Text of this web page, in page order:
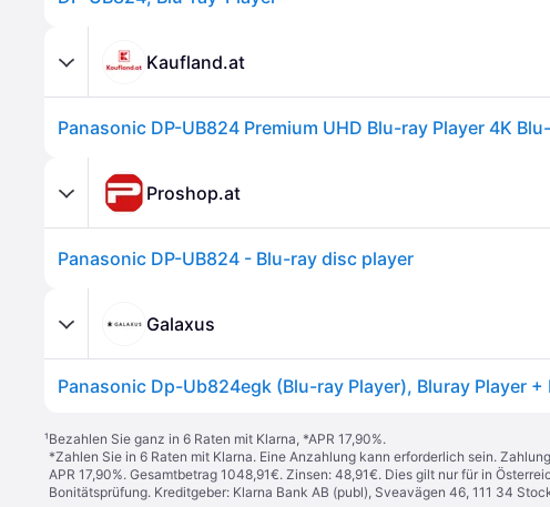
Kaufland.at
Proshop.at
Panasonic DP-UB824 - Blu-ray disc player
Galaxus
¹Bezahlen Sie ganz in 6 Raten mit Klarna, *APR 17,90%.
*Zahlen Sie in 6 Raten mit Klarna. Eine Anzahlung kann erforderlich sein.
APR 17,90%. Gesamtbetrag 1048,91€. Zinsen: 48,91€. Dies gilt nur für in
Bonitätsprüfung. Kreditgeber: Klarna Bank AB (publ), Sveavägen 46, 111 34